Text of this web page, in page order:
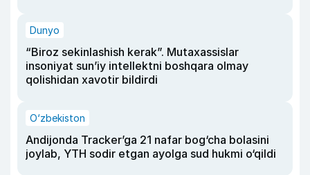
Dunyo
“Biroz sekinlashish kerak”. Mutaxassislar
insoniyat sun’iy intellektni boshqara olmay
qolishidan xavotir bildirdi
O‘zbekiston
Andijonda Tracker’ga 21 nafar bog‘cha bolasini
joylab, YTH sodir etgan ayolga sud hukmi o‘qildi